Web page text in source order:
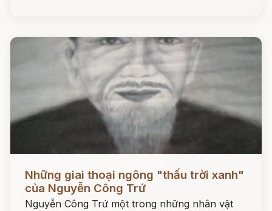
Những giai thoại ngông "thấu trời xanh"
của Nguyễn Công Trứ
Nguyễn Công Trứ một trong những nhân vật